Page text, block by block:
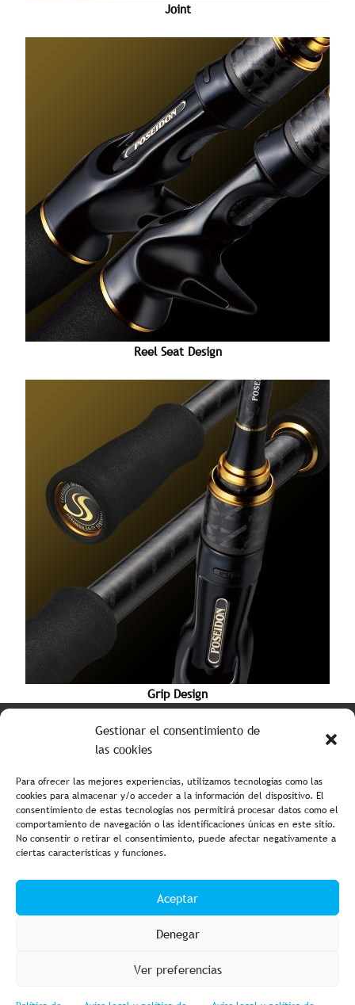
Gestionar el consentimiento de
las cookies
Para ofrecer las mejores experiencias, utilizamos tecnologías como las
cookies para almacenar y/o acceder a la información del dispositivo. El
consentimiento de estas tecnologías nos permitirá procesar datos como el
comportamiento de navegación o las identificaciones únicas en este sitio.
No consentir o retirar el consentimiento, puede afectar negativamente a
ciertas características y funciones.
Aceptar
Denegar
Ver preferencias
Joint
Reel Seat Design
Grip Design
Aviso legal y política de privacidad Política de cookies
Condiciones de compra Accesibilidad